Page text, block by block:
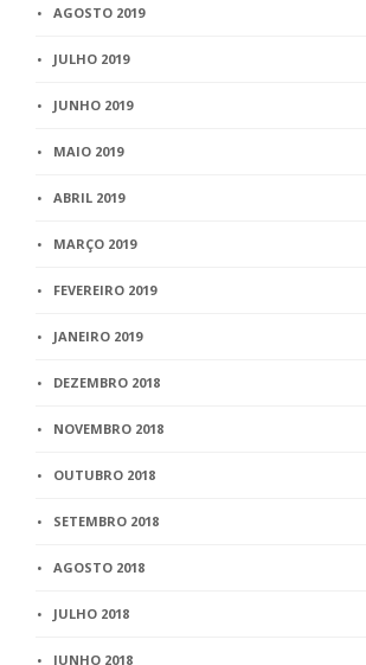
AGOSTO 2019
JULHO 2019
JUNHO 2019
MAIO 2019
ABRIL 2019
MARÇO 2019
FEVEREIRO 2019
JANEIRO 2019
DEZEMBRO 2018
NOVEMBRO 2018
OUTUBRO 2018
SETEMBRO 2018
AGOSTO 2018
JULHO 2018
JUNHO 2018